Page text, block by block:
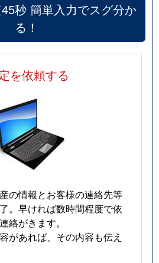
秒 簡単入力でスグ分か
る！
を依頼する
の情報とお客様の連絡先等
。早ければ数時間程度で依
絡がきます。
があれば、その内容も伝え